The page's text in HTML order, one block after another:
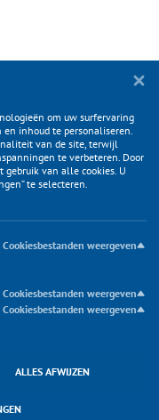
om uw surfervaring
inhoud te personaliseren.
van de site, terwijl
te verbeteren. Door
gebruik van alle cookies. U
te selecteren.
Cookiesbestanden weergeven
Cookiesbestanden weergeven
Cookiesbestanden weergeven
ALLES AFWIJZEN